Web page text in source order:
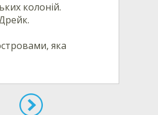
колоній.
яка